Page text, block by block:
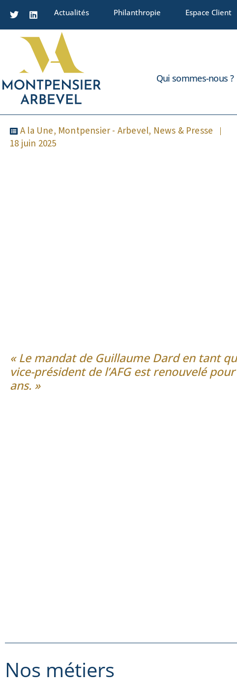
Actualités Philanthropie Espace Client
Qui sommes-nous ?
A la Une, Montpensier - Arbevel, News & Presse
18 juin 2025
« Le mandat de Guillaume Dard en tant
vice-président de l’AFG est renouvelé
ans. »
Nos métiers